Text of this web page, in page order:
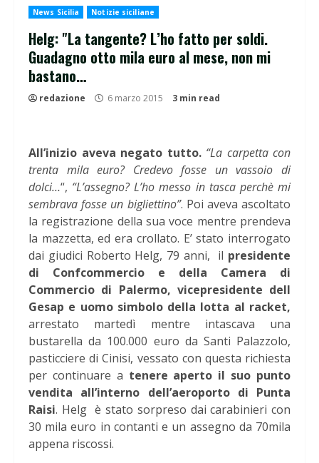
News Sicilia Notizie siciliane
Helg: "La tangente? L’ho fatto per soldi.
Guadagno otto mila euro al mese, non mi
bastano…
redazione 6 marzo 2015 3 min read
All’inizio aveva negato tutto. “La carpetta con
trenta mila euro? Credevo fosse un vassoio di
dolci…“, “L’assegno? L’ho messo in tasca perchè mi
sembrava fosse un bigliettino”. Poi aveva ascoltato
la registrazione della sua voce mentre prendeva
la mazzetta, ed era crollato. E’ stato interrogato
dai giudici Roberto Helg, 79 anni, il presidente
di Confcommercio e della Camera di
Commercio di Palermo, vicepresidente dell
Gesap e uomo simbolo della lotta al racket,
arrestato martedì mentre intascava una
bustarella da 100.000 euro da Santi Palazzolo,
pasticciere di Cinisi, vessato con questa richiesta
per continuare a tenere aperto il suo punto
vendita all’interno dell’aeroporto di Punta
Raisi. Helg è stato sorpreso dai carabinieri con
30 mila euro in contanti e un assegno da 70mila
appena riscossi.